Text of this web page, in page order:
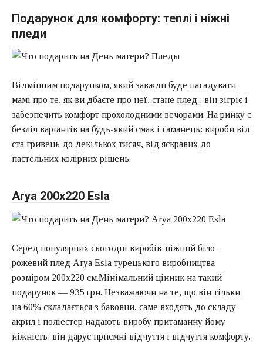
Подарунок для комфорту: теплі і ніжні
пледи
Відмінним подарунком, який завжди буде нагадувати
мамі про те, як ви дбаєте про неї, стане плед : він зігріє і
забезпечить комфорт прохолодними вечорами. На ринку є
безліч варіантів на будь-який смак і гаманець: вироби від
ста гривень до декількох тисяч, від яскравих до
пастельних колірних рішень.
Arya 200х220 Esla
Серед популярних сьогодні виробів-ніжний біло-
рожевий плед Arya Esla турецького виробництва
розміром 200х220 см.Мінімальний цінник на такий
подарунок — 935 грн. Незважаючи на те, що він тільки
на 60% складається з бавовни, саме входять до складу
акрил і поліестер надають виробу притаманну йому
ніжність: він дарує приємні відчуття і відчуття комфорту.